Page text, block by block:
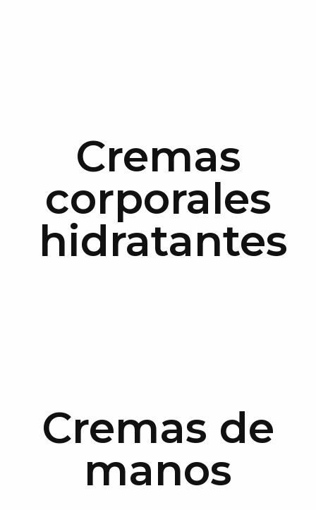
Cremas
corporales
hidratantes
Cremas de
manos